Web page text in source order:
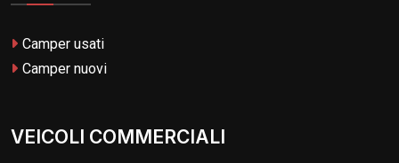
Camper usati
Camper nuovi
VEICOLI COMMERCIALI